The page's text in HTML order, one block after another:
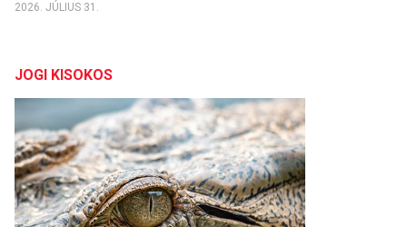
2026. JÚLIUS 31.
JOGI KISOKOS